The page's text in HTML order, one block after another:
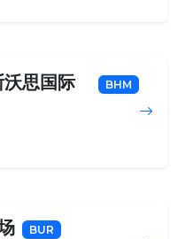
思国际
BHM
BUR